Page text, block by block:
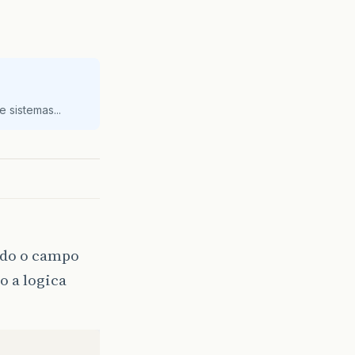
sistemas...
o campo
a logica